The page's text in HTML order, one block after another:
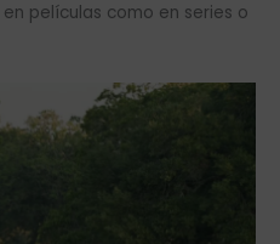
películas como en series o